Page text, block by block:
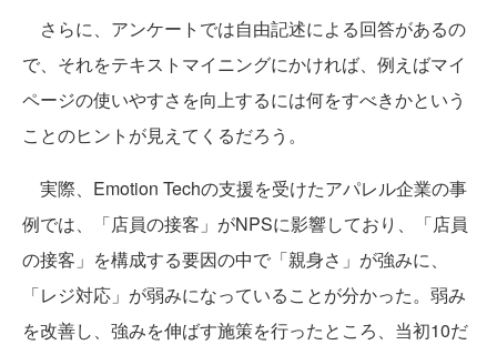
さらに、アンケートでは自由記述による回答があるの
で、それをテキストマイニングにかければ、例えばマイ
ページの使いやすさを向上するには何をすべきかという
ことのヒントが見えてくるだろう。
実際、Emotion Techの支援を受けたアパレル企業の事
例では、「店員の接客」がNPSに影響しており、「店員
の接客」を構成する要因の中で「親身さ」が強みに、
「レジ対応」が弱みになっていることが分かった。弱み
を改善し、強みを伸ばす施策を行ったところ、当初10だ